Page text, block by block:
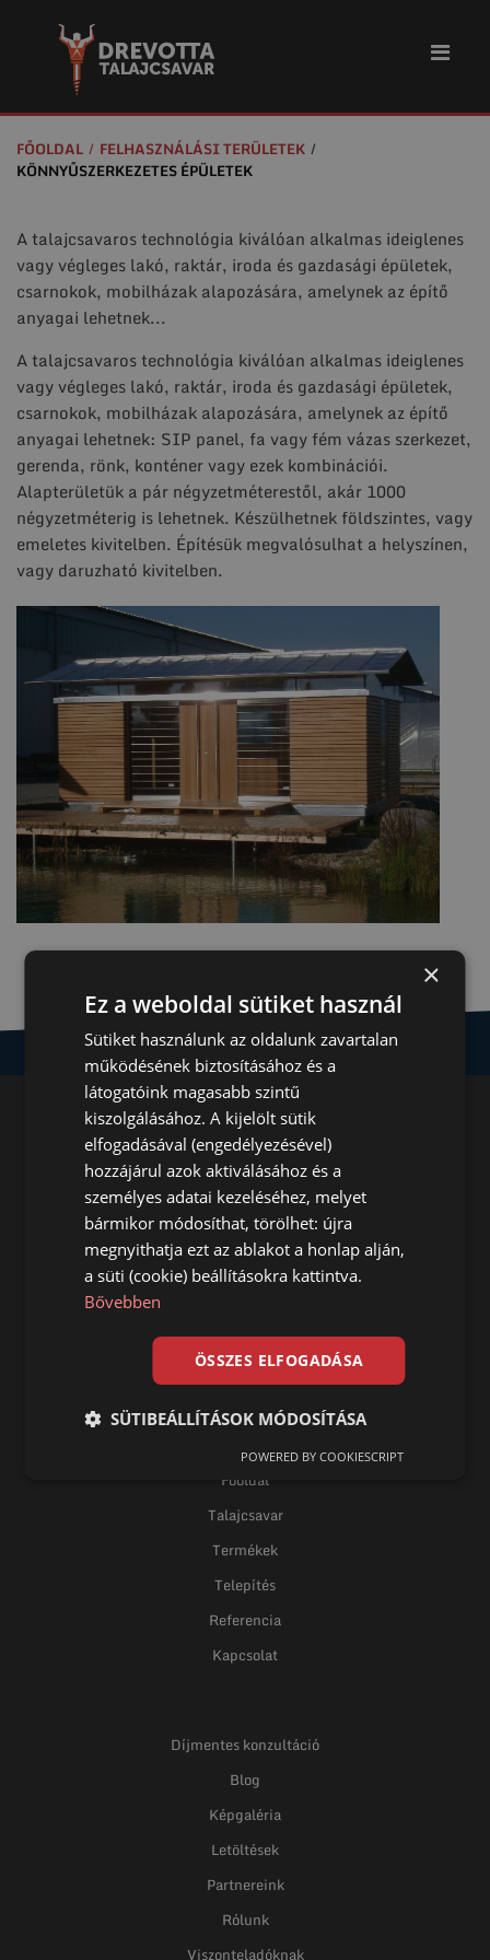
FŐOLDAL
FELHASZNÁLÁSI TERÜLETEK
KÖNNYŰSZERKEZETES ÉPÜLETEK
A talajcsavaros technológia kiválóan alkalmas ideiglenes
vagy végleges lakó, raktár, iroda és gazdasági épületek,
csarnokok, mobilházak alapozására, amelynek az építő
anyagai lehetnek...
A talajcsavaros technológia kiválóan alkalmas ideiglenes
vagy végleges lakó, raktár, iroda és gazdasági épületek,
csarnokok, mobilházak alapozására, amelynek az építő
anyagai lehetnek: SIP panel, fa vagy fém vázas szerkezet,
gerenda, rönk, konténer vagy ezek kombinációi.
Alapterületük a pár négyzetméterestől, akár 1000
négyzetméterig is lehetnek. Készülhetnek földszintes, vagy
emeletes kivitelben. Építésük megvalósulhat a helyszínen,
vagy daruzható kivitelben.
Betonmentes alap
bármilyen talajon
gyorsan, egyszerűen,
költséghatékonyan, sokoldalúan
Főoldal
Talajcsavar
Termékek
Telepítés
Referencia
Kapcsolat
Díjmentes konzultáció
Blog
Képgaléria
Letöltések
Partnereink
Rólunk
Viszonteladóknak
×
Ez a weboldal sütiket használ
Sütiket használunk az oldalunk zavartalan
működésének biztosításához és a
látogatóink magasabb szintű
kiszolgálásához. A kijelölt sütik
elfogadásával (engedélyezésével)
hozzájárul azok aktiválásához és a
személyes adatai kezeléséhez, melyet
bármikor módosíthat, törölhet: újra
megnyithatja ezt az ablakot a honlap alján,
a süti (cookie) beállításokra kattintva.
Bővebben
ÖSSZES ELFOGADÁSA
SÜTIBEÁLLÍTÁSOK MÓDOSÍTÁSA
POWERED BY COOKIESCRIPT